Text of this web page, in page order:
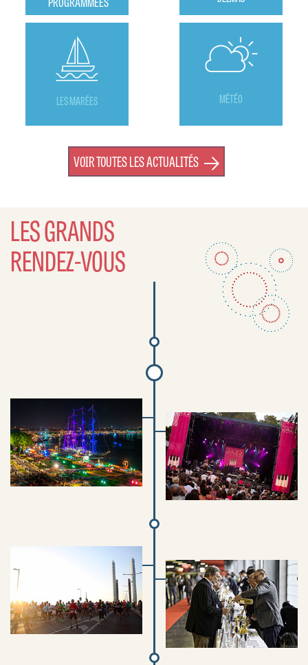
LES MARÉES MÉTÉO
VOIR TOUTES LES ACTUALITÉS
LES GRANDS
RENDEZ-VOUS